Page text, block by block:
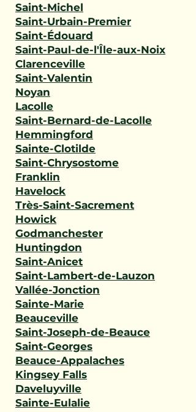
Saint-Michel
Saint-Urbain-Premier
Saint-Édouard
Saint-Paul-de-l'Île-aux-Noix
Clarenceville
Saint-Valentin
Noyan
Lacolle
Saint-Bernard-de-Lacolle
Hemmingford
Sainte-Clotilde
Saint-Chrysostome
Franklin
Havelock
Très-Saint-Sacrement
Howick
Godmanchester
Huntingdon
Saint-Anicet
Saint-Lambert-de-Lauzon
Vallée-Jonction
Sainte-Marie
Beauceville
Saint-Joseph-de-Beauce
Saint-Georges
Beauce-Appalaches
Kingsey Falls
Daveluyville
Sainte-Eulalie